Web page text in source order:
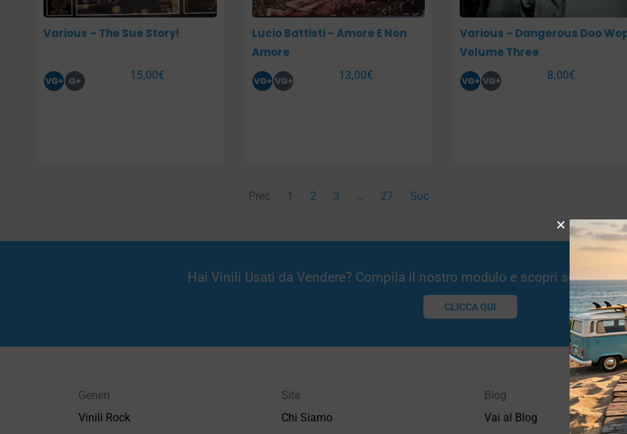
Various – The Sue Story!
15,00€
Lucio Battisti – Amore E Non
Amore
13,00€
Various – Dangerous Doo
Volume Three
8,00€
Prec 1 2 3 27 Suc
Hai Vinili Usati da Vendere? Compila il nostro modulo e scopri se
CLICCA QUI
Generi
Vinili Rock
Site
Chi Siamo
Blog
Vai al Blog